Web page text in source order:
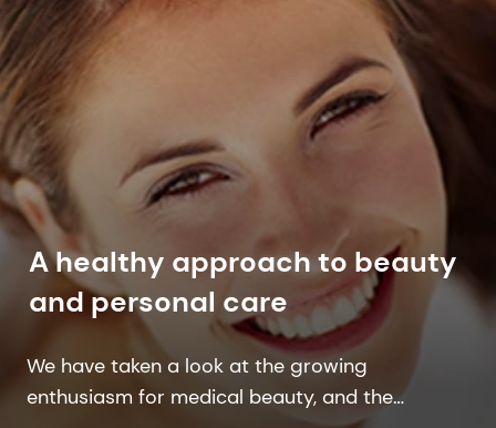
A healthy approach to beauty
and personal care
We have taken a look at the growing
enthusiasm for medical beauty, and the